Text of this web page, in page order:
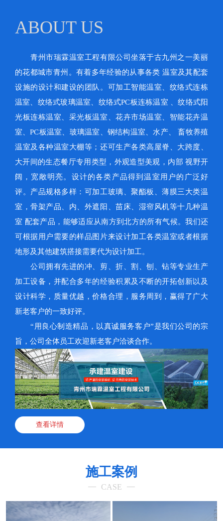
ABOUT US
青州市瑞霖温室工程有限公司坐落于古九州之一美丽
的花都城市青州。有着多年经验的从事各类 温室及其配套
设施的设计和建设的团队。可加工智能温室、纹络式连栋
温室、纹络式玻璃温室、纹络式PC板连栋温室 、纹络式阳
光板连栋温室、采光板温室、花卉市场温室、智能花卉温
室、PC板温室、玻璃温室、钢结构温室、水产、 畜牧养殖
温室及各种温室大棚等；还可生产各类高屋脊、大跨度、
大开间的生态餐厅专用类型，外观造型美观，内部 视野开
阔，宽敞明亮。设计的各类产品得到温室用户的广泛好
评。产品规格多样：可加工玻璃、聚酯板、薄膜三大类温
室，骨架产品、内、外遮阳、苗床、湿帘风机等十几种温
室 配套产品，能够适应从南方到北方的所有气候。我们还
可根据用户需要的样品图片来设计加工各类温室或者根据
地形及其他建筑搭接需要代为设计加工。
公司拥有先进的冲、剪、折、割、刨、钻等专业生产
加工设备，并配合多年的经验积累及不断的开拓创新以及
设计科学，质量优越，价格合理，服务周到，赢得了广大
新老客户的一致好评。
“用良心制造精品，以真诚服务客户”是我们公司的宗
旨，公司全体员工欢迎新老客户洽谈合作。
查看详情
施工案例
CASE